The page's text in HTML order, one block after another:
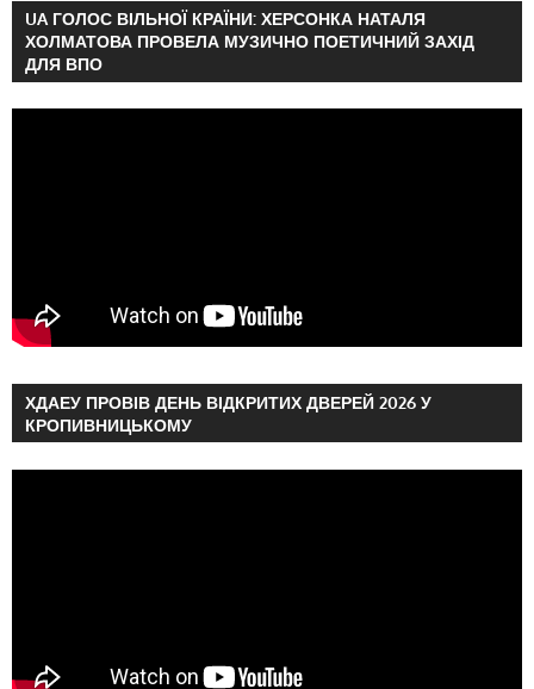
UA ГОЛОС ВІЛЬНОЇ КРАЇНИ: ХЕРСОНКА НАТАЛЯ
ХОЛМАТОВА ПРОВЕЛА МУЗИЧНО ПОЕТИЧНИЙ ЗАХІД
ДЛЯ ВПО
ХДАЕУ ПРОВІВ ДЕНЬ ВІДКРИТИХ ДВЕРЕЙ 2026 У
КРОПИВНИЦЬКОМУ